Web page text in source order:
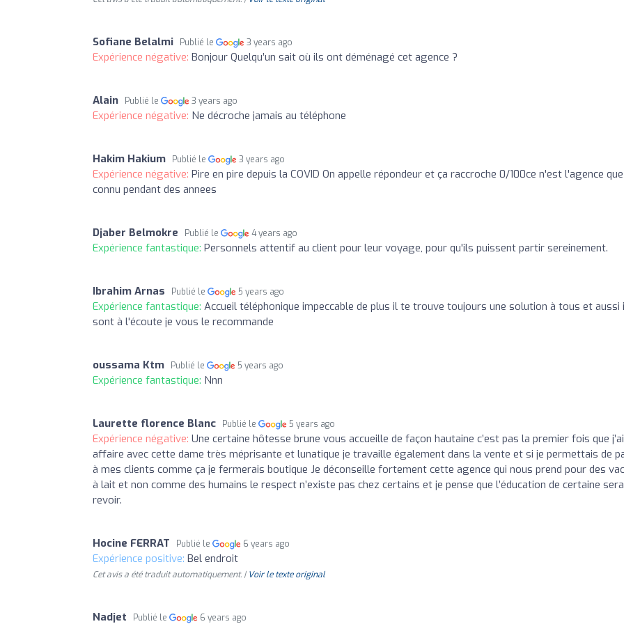
Sofiane Belalmi Publié le 3 years ago
Expérience négative: Bonjour Quelqu’un sait où ils ont déménagé cet agence ?
Alain Publié le 3 years ago
Expérience négative: Ne décroche jamais au téléphone
Hakim Hakium Publié le 3 years ago
Expérience négative: Pire en pire depuis la COVID On appelle répondeur et ça raccroche 0/100ce n'est l'agence
connu pendant des annees
Djaber Belmokre Publié le 4 years ago
Expérience fantastique: Personnels attentif au client pour leur voyage, pour qu'ils puissent partir sereinement.
Ibrahim Arnas Publié le 5 years ago
Expérience fantastique: Accueil téléphonique impeccable de plus il te trouve toujours une solution à tous et aussi
sont à l'écoute je vous le recommande
oussama Ktm Publié le 5 years ago
Expérience fantastique: Nnn
Laurette florence Blanc Publié le 5 years ago
Expérience négative: Une certaine hôtesse brune vous accueille de façon hautaine c’est pas la premier fois que j’ai
affaire avec cette dame très méprisante et lunatique je travaille également dans la vente et si je permettais de
à mes clients comme ça je fermerais boutique Je déconseille fortement cette agence qui nous prend pour des
à lait et non comme des humains le respect n’existe pas chez certains et je pense que l’éducation de certaine
revoir.
Hocine FERRAT Publié le 6 years ago
Expérience positive: Bel endroit
Cet avis a été traduit automatiquement. | Voir le texte original
Nadjet Publié le 6 years ago